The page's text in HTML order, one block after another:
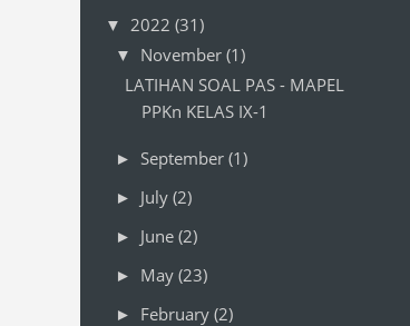
▼ 2022 (31)
▼ November (1)
LATIHAN SOAL PAS - MAPEL
PPKn KELAS IX-1
► September (1)
► July (2)
► June (2)
► May (23)
► February (2)